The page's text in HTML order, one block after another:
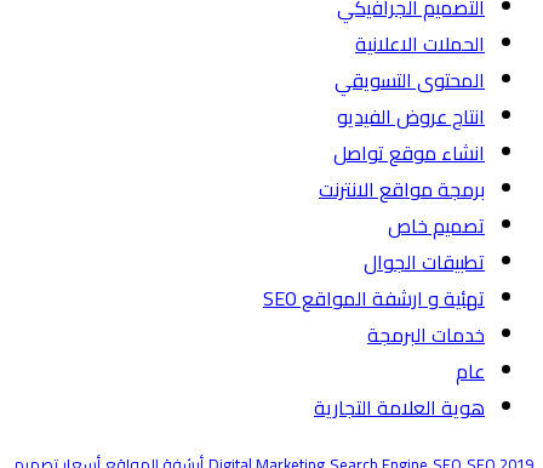
التصميم الجرافيكي
الحملات الاعلانية
المحتوى التسويقي
انتاج عروض الفيديو
انشاء موقع تواصل
برمجة مواقع الانترنت
تصميم خاص
تطبيقات الجوال
تهئية و ارشفة المواقع SEO
خدمات البرمجة
عام
هوية العلامة التجارية